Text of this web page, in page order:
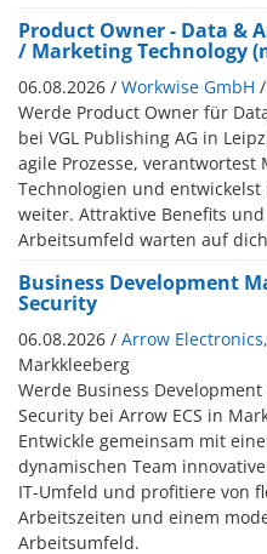
Product Owner - Data &
/ Marketing Technology
06.08.2026 / Workwise GmbH
Werde Product Owner für
bei VGL Publishing AG in
agile Prozesse, verantwortest
Technologien und
weiter. Attraktive Benefits
Arbeitsumfeld warten auf
Business Development
Security
06.08.2026 / Arrow
Markkleeberg
Werde Business
Security bei Arrow ECS in
Entwickle gemeinsam mit
dynamischen Team
IT-Umfeld und profitiere von
Arbeitszeiten und einem
Arbeitsumfeld.